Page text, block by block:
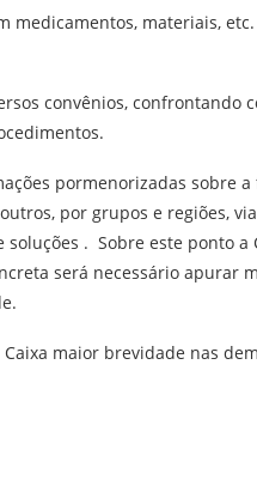
medicamentos, materiais,
convênios, confrontando
pormenorizadas sobre
por grupos e regiões,
. Sobre este ponto a
será necessário apurar
maior brevidade nas